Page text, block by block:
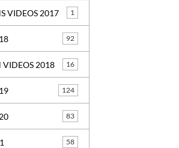
VIDEOS 2017 1
92
VIDEOS 2018 16
124
83
58